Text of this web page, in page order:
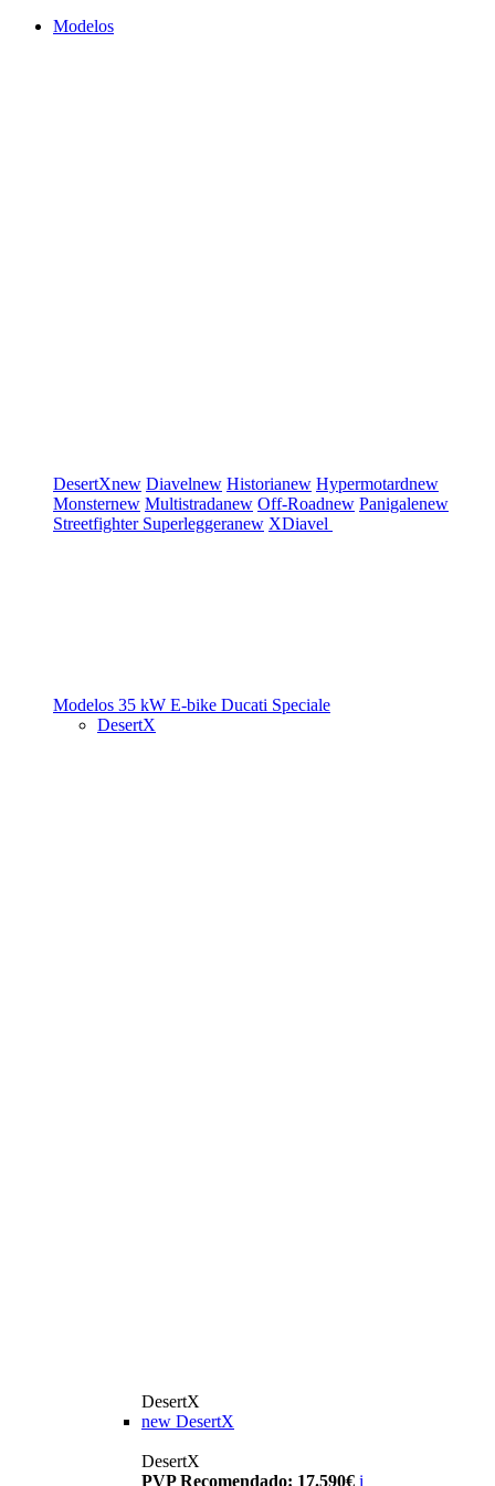
Modelos
DesertXnew Diavelnew Historianew Hypermotardnew
Monsternew Multistradanew Off-Roadnew Panigalenew
Streetfighter Superleggeranew XDiavel
Modelos 35 kW E-bike Ducati Speciale
DesertX
DesertX
new DesertX
DesertX
PVP Recomendado: 17.590€ i